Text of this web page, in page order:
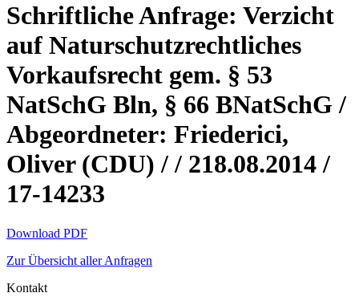
Schriftliche Anfrage: Verzicht
auf Naturschutzrechtliches
Vorkaufsrecht gem. § 53
NatSchG Bln, § 66 BNatSchG /
Abgeordneter: Friederici,
Oliver (CDU) / / 218.08.2014 /
17-14233
Download PDF
Zur Übersicht aller Anfragen
Kontakt